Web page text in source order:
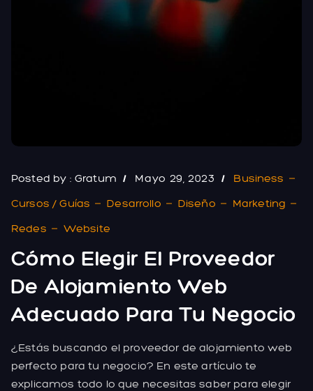
Posted by : Gratum Mayo 29, 2023
Business
Cursos / Guías
Desarrollo Diseño
Marketing
Redes
Website
Cómo Elegir El Proveedor
De Alojamiento Web
Adecuado Para Tu Negocio
¿Estás buscando el proveedor de alojamiento web
perfecto para tu negocio? En este artículo te
explicamos todo lo que necesitas saber para elegir